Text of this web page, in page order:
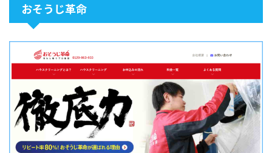
おそうじ革命